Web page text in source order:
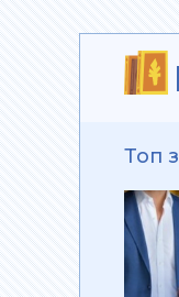
Топ
на жизнь и на